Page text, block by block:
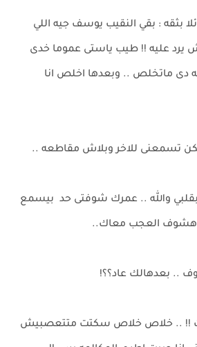
بثقه : بقي النقيب يوسف جيه اللي
يرد عليه !! طيب ياستى عموما خدى
دى ماتخلص .. وبعدها اخلص انا
تسمعنى للاخر وبلاش مقاطعه ..
والله .. عمرك شوفتى حد بيسمع
هشوف العجب معاك..
.. بعدهالك عاد؟؟!
!! .. خلاص خلاص سكتت متتعصبيش